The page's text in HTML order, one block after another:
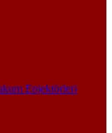
Enjektörleri